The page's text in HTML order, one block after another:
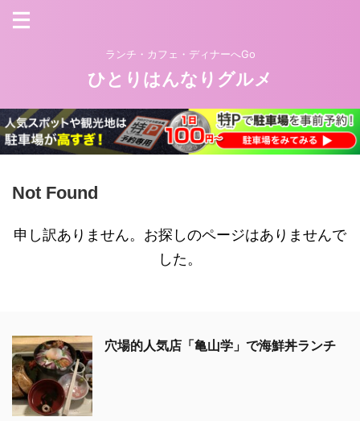
ランチ・カフェ・ディナーへGo
ひとりはんなりグルメ
Not Found
申し訳ありません。お探しのページはありませんで
した。
穴場的人気店「亀山学」で海鮮丼ランチ